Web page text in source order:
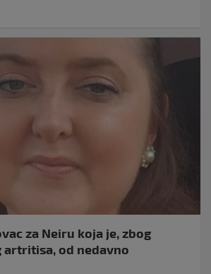
za Neiru koja je, zbog
od nedavno